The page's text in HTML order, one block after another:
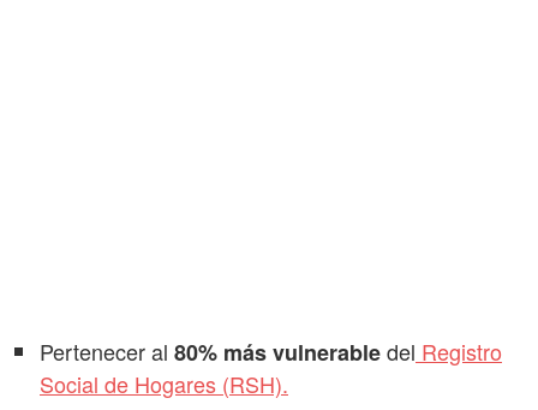
Pertenecer al 80% más vulnerabledel Registro
Social de Hogares (RSH).